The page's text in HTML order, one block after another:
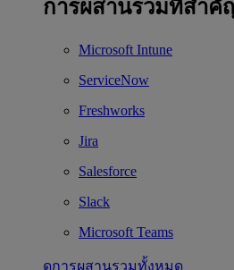
การผสานรวมที่สำคั
Microsoft Intune
ServiceNow
Freshworks
Jira
Salesforce
Slack
Microsoft Teams
ดูการผสานรวมทั้งหมด